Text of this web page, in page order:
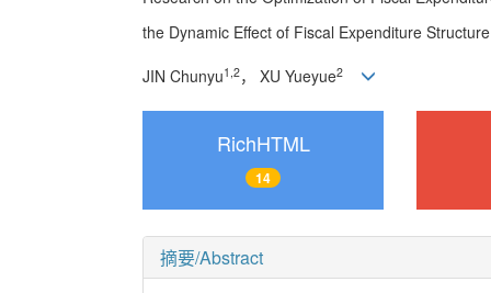
the Dynamic Effect of Fiscal Expenditure
JIN Chunyu1,2， XU Yueyue2
RichHTML
14
摘要/Abstract